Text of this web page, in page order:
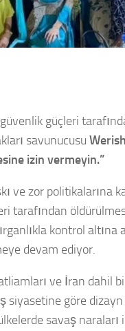
güçleri
savunucusu
izin vermeyin.”
ve zor politikalarına
tarafından
kontrol
devam ediyor.
ve İran dahil
göre
savaş